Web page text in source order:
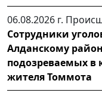
06.08.2026 г.
Сотрудники
Алданскому
подозреваемых в
жителя Томмота